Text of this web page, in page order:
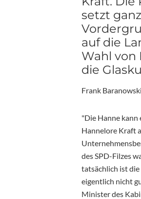
setzt
auf die
Wahl von
die
Frank Baranowski
"Die Hanne
Hannelore Kraft
des SPD-Filzes
tatsächlich ist
eigentlich nicht
Minister des